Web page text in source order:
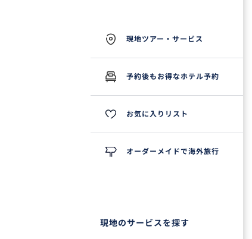
現地ツアー・サービス
予約後もお得なホテル予約
お気に入りリスト
オーダーメイドで海外旅行
現地のサービスを探す